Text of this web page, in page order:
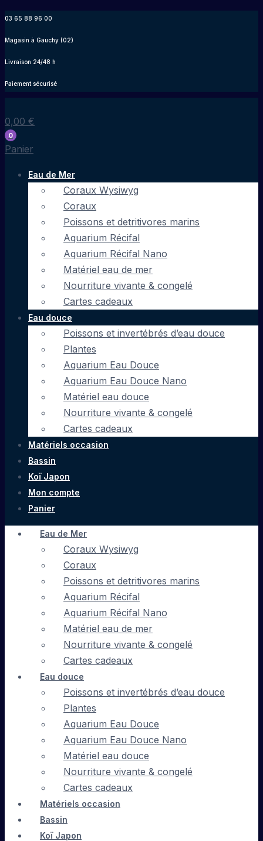
contenu
03 65 88 96 00
Magasin à Gauchy (02)
Livraison 24/48 h
Paiement sécurisé
0,00 €
0
Panier
Eau de Mer
Coraux Wysiwyg
Coraux
Poissons et detritivores marins
Aquarium Récifal
Aquarium Récifal Nano
Matériel eau de mer
Nourriture vivante & congelé
Cartes cadeaux
Eau douce
Poissons et invertébrés d’eau douce
Plantes
Aquarium Eau Douce
Aquarium Eau Douce Nano
Matériel eau douce
Nourriture vivante & congelé
Cartes cadeaux
Matériels occasion
Bassin
Koï Japon
Mon compte
Panier
Eau de Mer
Coraux Wysiwyg
Coraux
Poissons et detritivores marins
Aquarium Récifal
Aquarium Récifal Nano
Matériel eau de mer
Nourriture vivante & congelé
Cartes cadeaux
Eau douce
Poissons et invertébrés d’eau douce
Plantes
Aquarium Eau Douce
Aquarium Eau Douce Nano
Matériel eau douce
Nourriture vivante & congelé
Cartes cadeaux
Matériels occasion
Bassin
Koï Japon